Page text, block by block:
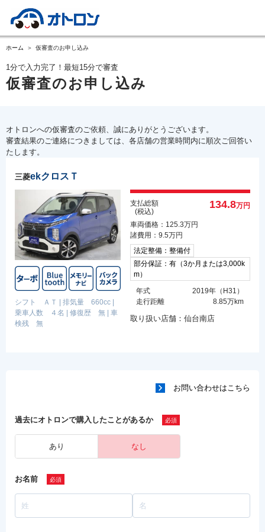
ホーム 仮審査のお申し込み
1分で入力完了！最短15分で審査
仮審査のお申し込み
オトロンへの仮審査のご依頼、誠にありがとうございます。
審査結果のご連絡につきましては、各店舗の営業時間内に順次ご回答い
たします。
三菱ekクロスＴ
シフト ＡＴ 排気量 660cc
乗車人数 ４名
修復歴 無
車
検残 無
支払総額
(税込)
134.8万円
車両価格：125.3万円
諸費用：9.5万円
法定整備：整備付
部分保証：有（3か月または3,000k
m）
年式
2019年（H31）
走行距離
8.85万km
取り扱い店舗：仙台南店
お問い合わせはこちら
過去にオトロンで購入したことがあるか
あり なし
お名前